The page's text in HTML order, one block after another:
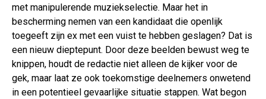
met manipulerende muziekselectie. Maar het in
bescherming nemen van een kandidaat die openlijk
toegeeft zijn ex met een vuist te hebben geslagen? Dat is
een nieuw dieptepunt. Door deze beelden bewust weg te
knippen, houdt de redactie niet alleen de kijker voor de
gek, maar laat ze ook toekomstige deelnemers onwetend
in een potentieel gevaarlijke situatie stappen. Wat begon